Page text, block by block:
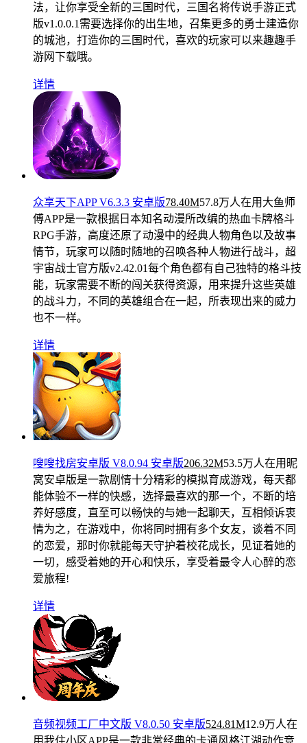
法，让你享受全新的三国时代，三国名将传说手游正式
版v1.0.0.1需要选择你的出生地，召集更多的勇士建造你
的城池，打造你的三国时代，喜欢的玩家可以来趣趣手
游网下载哦。
详情
众享天下APP V6.3.3 安卓版78.40M57.8万人在用 大鱼师
傅APP是一款根据日本知名动漫所改编的热血卡牌格斗
RPG手游，高度还原了动漫中的经典人物角色以及故事
情节，玩家可以随时随地的召唤各种人物进行战斗，超
宇宙战士官方版v2.42.01每个角色都有自己独特的格斗技
能，玩家需要不断的闯关获得资源，用来提升这些英雄
的战斗力，不同的英雄组合在一起，所表现出来的威力
也不一样。
详情
嗖嗖找房安卓版 V8.0.94 安卓版206.32M53.5万人在用 昵
窝安卓版是一款剧情十分精彩的模拟育成游戏，每天都
能体验不一样的快感，选择最喜欢的那一个，不断的培
养好感度，直至可以畅快的与她一起聊天，互相倾诉衷
情为之，在游戏中，你将同时拥有多个女友，谈着不同
的恋爱，那时你就能每天守护着校花成长，见证着她的
一切，感受着她的开心和快乐，享受着最令人心醉的恋
爱旅程!
详情
音频视频工厂中文版 V8.0.50 安卓版524.81M12.9万人在
用我住小区APP是一款非常经典的卡通风格江湖动作竞